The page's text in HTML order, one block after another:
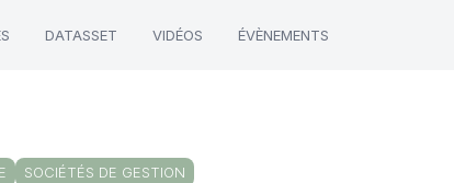
DATASSET VIDÉOS ÉVÈNEMENTS
SOCIÉTÉS DE GESTION